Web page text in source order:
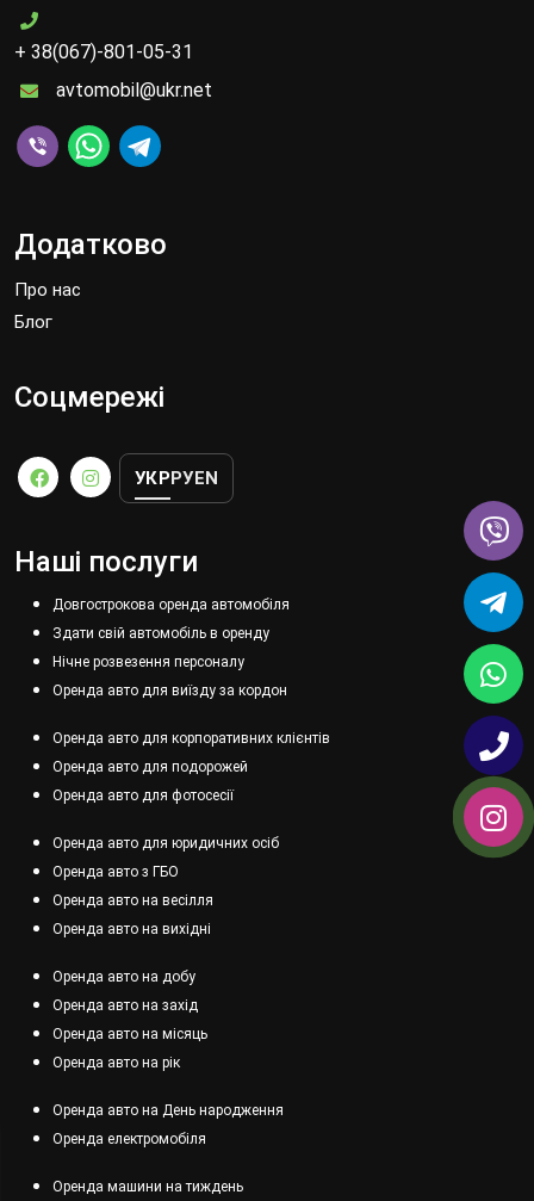
+ 38(067)-801-05-31
avtomobil@ukr.net
Додатково
Про нас
Блог
Соцмережі
УКР РУEN
Наші послуги
Довгострокова оренда автомобіля
Здати свій автомобіль в оренду
Нічне розвезення персоналу
Оренда авто для виїзду за кордон
Оренда авто для корпоративних клієнтів
Оренда авто для подорожей
Оренда авто для фотосесії
Оренда авто для юридичних осіб
Оренда авто з ГБО
Оренда авто на весілля
Оренда авто на вихідні
Оренда авто на добу
Оренда авто на захід
Оренда авто на місяць
Оренда авто на рік
Оренда авто на День народження
Оренда електромобіля
Оренда машини на тиждень